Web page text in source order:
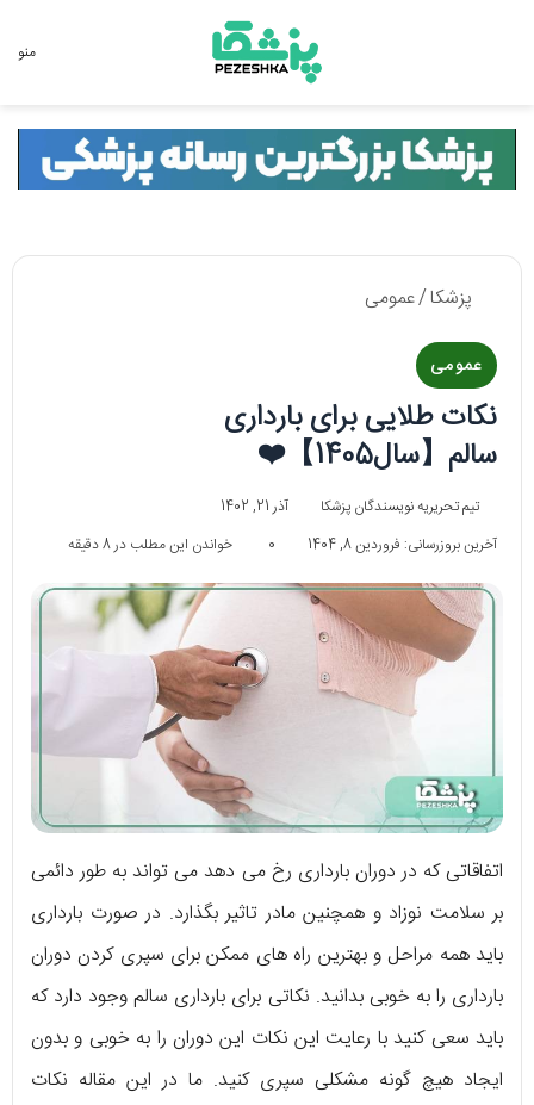
منو
پزشکا/عمومی
عمومی
نکات طلایی برای بارداری
سالم【سال1405】❤️
تیم تحریریه نویسندگان پزشکا
آذر 21, 1402
آخرین بروزرسانی: فروردین 8, 1404
0 خواندن این مطلب در 8 دقیقه
اتفاقاتی که در دوران بارداری رخ می دهد می تواند به طور دائمی
بر سلامت نوزاد و همچنین مادر تاثیر بگذارد. در صورت بارداری
باید همه مراحل و بهترین راه های ممکن برای سپری کردن دوران
بارداری را به خوبی بدانید. نکاتی برای بارداری سالم وجود دارد که
باید سعی کنید با رعایت این نکات این دوران را به خوبی و بدون
ایجاد هیچ گونه مشکلی سپری کنید. ما در این مقاله نکات